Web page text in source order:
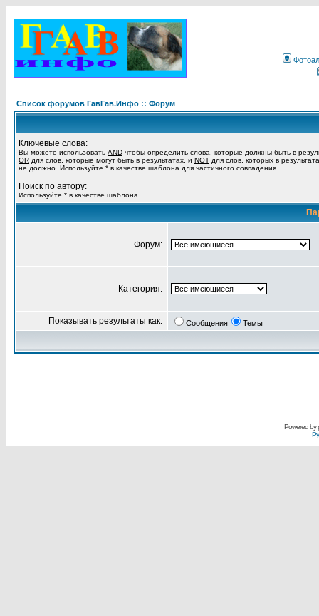
Список форумов ГавГав.Инфо :: Форум
Ключевые слова:
Вы можете использовать AND чтобы определить слова, которые должны быть в
OR для слов, которые могут быть в результатах, и NOT для слов, которых в
не должно. Используйте * в качестве шаблона для частичного совпадения.
Поиск по автору:
Используйте * в качестве шаблона
Форум:
Категория:
Показывать результаты как: Сообщения Темы
Powered by